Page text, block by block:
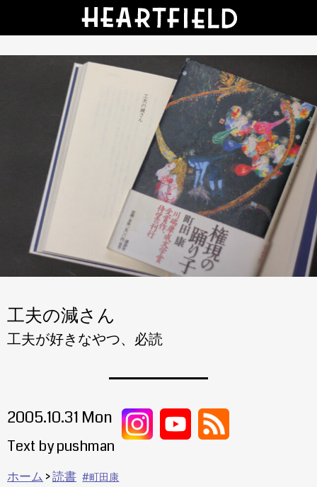
工夫の減さん
工夫が好きなやつ、必読
2005.10.31 Mon
Text by pushman
ホーム 読書 町田康